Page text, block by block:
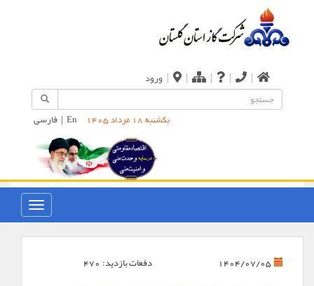
|
|
|
|
| ورود
یکشنبه 18 مرداد 1405 En
| فارسی
1404/07/05 دفعات بازدید: 470